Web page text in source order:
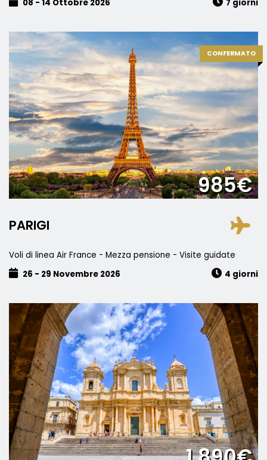
08 - 14 Ottobre 2026
7 giorni
CONFERMATO
985€
PARIGI
Voli di linea Air France - Mezza pensione - Visite guidate
26 - 29 Novembre 2026
4 giorni